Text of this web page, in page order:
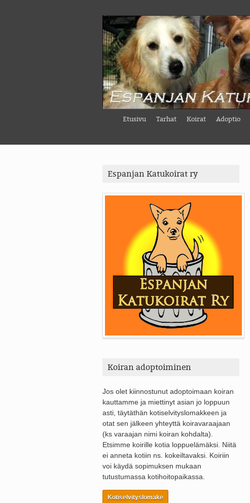
Etusivu Tarhat Koirat Adoptio
Espanjan Katukoirat ry
Koiran adoptoiminen
Jos olet kiinnostunut adoptoimaan koiran
kauttamme ja miettinyt asian jo loppuun
asti, täytäthän kotiselvityslomakkeen ja
otat sen jälkeen yhteyttä koiravaraajaan
(ks varaajan nimi koiran kohdalta).
Etsimme koirille kotia loppuelämäksi. Niitä
ei anneta kotiin ns. kokeiltavaksi. Koiriin
voi käydä sopimuksen mukaan
tutustumassa kotihoitopaikassa.
Kotiselvityslomake